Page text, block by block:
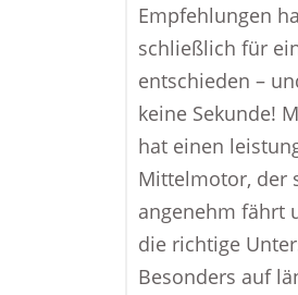
Empfehlungen
schließlich für
entschieden –
keine Sekunde!
hat einen
Mittelmotor, der
angenehm fährt
die richtige
Besonders auf